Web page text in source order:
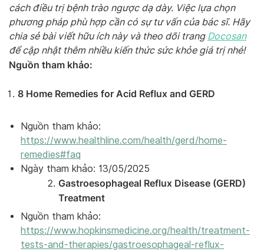
cách điều trị bệnh trào ngược dạ dày. Việc lựa chọn
phương pháp phù hợp cần có sự tư vấn của bác sĩ. Hãy
chia sẻ bài viết hữu ích này và theo dõi trang Docosan
để cập nhật thêm nhiều kiến thức sức khỏe giá trị nhé!
Nguồn tham khảo:
8 Home Remedies for Acid Reflux and GERD
Nguồn tham khảo:
https://www.healthline.com/health/gerd/home-
remedies#faq
Ngày tham khảo: 13/05/2025
Gastroesophageal Reflux Disease (GERD)
Treatment
Nguồn tham khảo:
https://www.hopkinsmedicine.org/health/treatment-
tests-and-therapies/gastroesophageal-reflux-